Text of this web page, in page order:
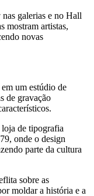
galerias e no Hall
mostram artistas,
novas
um estúdio de
de gravação
de tipografia
onde o design
parte da cultura
sobre as
moldar a história e a